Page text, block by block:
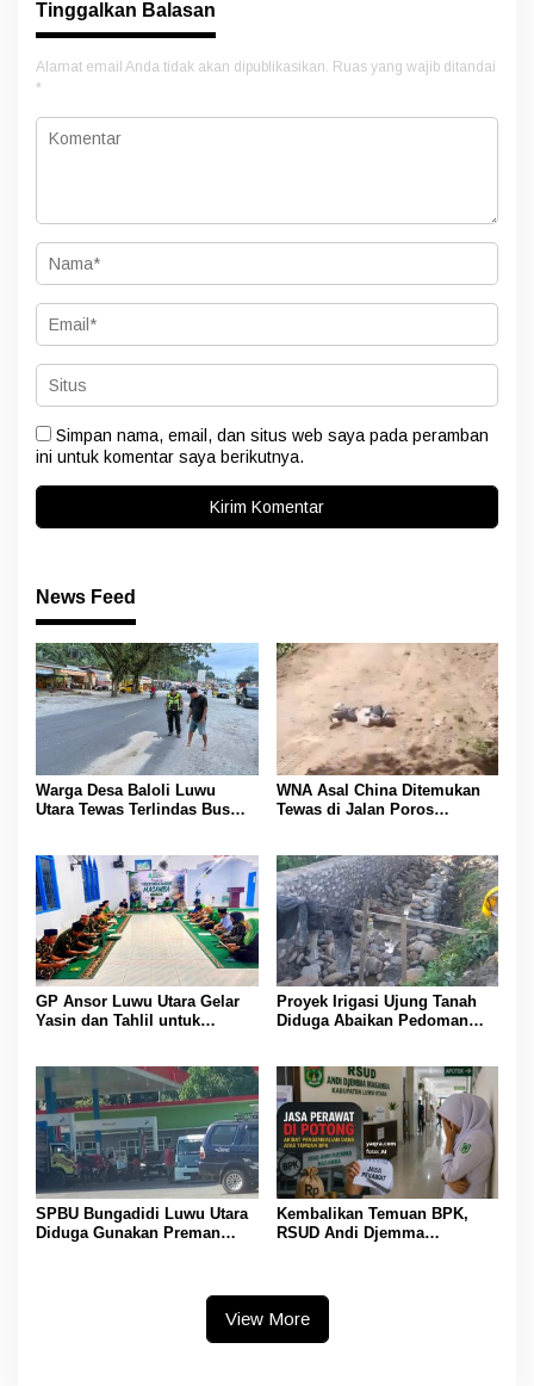
Tinggalkan Balasan
Alamat email Anda tidak akan dipublikasikan. Ruas yang wajib ditandai
*
Simpan nama, email, dan situs web saya pada peramban
ini untuk komentar saya berikutnya.
News Feed
Warga Desa Baloli Luwu
Utara Tewas Terlindas Bus
WNA Asal China Ditemukan
Tewas di Jalan Poros
GP Ansor Luwu Utara Gelar
Yasin dan Tahlil untuk
Proyek Irigasi Ujung Tanah
Diduga Abaikan Pedoman
SPBU Bungadidi Luwu Utara
Diduga Gunakan Preman
Kembalikan Temuan BPK,
RSUD Andi Djemma
View More